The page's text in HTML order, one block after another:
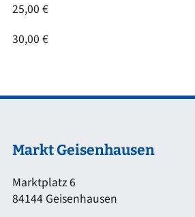
25,00 €
30,00 €
Markt Geisenhausen
Marktplatz 6
84144 Geisenhausen